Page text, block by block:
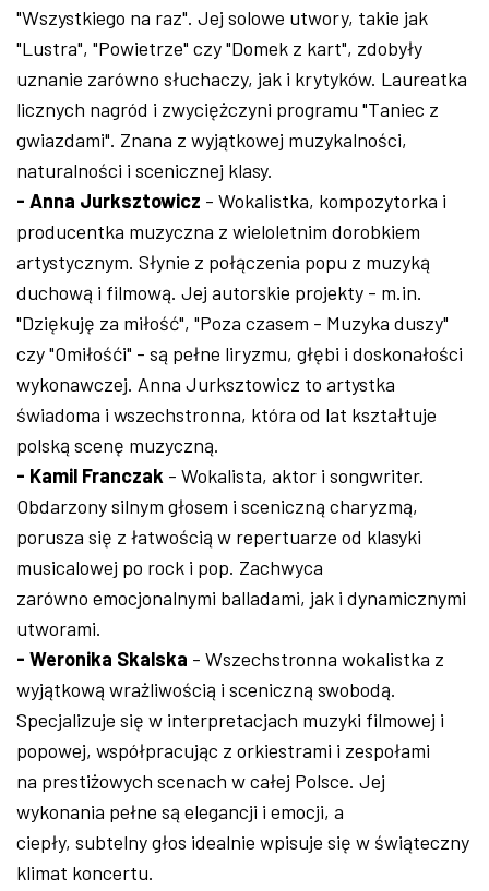
"Wszystkiego na raz". Jej solowe utwory, takie jak
"Lustra", "Powietrze" czy "Domek z kart", zdobyły
uznanie zarówno słuchaczy, jak i krytyków. Laureatka
licznych nagród i zwyciężczyni programu "Taniec z
gwiazdami". Znana z wyjątkowej muzykalności,
naturalności i scenicznej klasy.
- Anna Jurksztowicz - Wokalistka, kompozytorka i
producentka muzyczna z wieloletnim dorobkiem
artystycznym. Słynie z połączenia popu z muzyką
duchową i filmową. Jej autorskie projekty - m.in.
"Dziękuję za miłość", "Poza czasem - Muzyka duszy"
czy "Omiłośći" - są pełne liryzmu, głębi i doskonałości
wykonawczej. Anna Jurksztowicz to artystka
świadoma i wszechstronna, która od lat kształtuje
polską scenę muzyczną.
- Kamil Franczak - Wokalista, aktor i songwriter.
Obdarzony silnym głosem i sceniczną charyzmą,
porusza się z łatwością w repertuarze od klasyki
musicalowej po rock i pop. Zachwyca
zarówno emocjonalnymi balladami, jak i dynamicznymi
utworami.
- Weronika Skalska - Wszechstronna wokalistka z
wyjątkową wrażliwością i sceniczną swobodą.
Specjalizuje się w interpretacjach muzyki filmowej i
popowej, współpracując z orkiestrami i zespołami
na prestiżowych scenach w całej Polsce. Jej
wykonania pełne są elegancji i emocji, a
ciepły, subtelny głos idealnie wpisuje się w świąteczny
klimat koncertu.